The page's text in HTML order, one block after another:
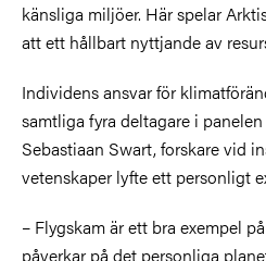
känsliga miljöer. Här spelar
att ett hållbart nyttjande av
Individens ansvar för
samtliga fyra deltagare i
Sebastiaan Swart, forskare vid
vetenskaper lyfte ett personligt
– Flygskam är ett bra exempel
påverkar på det personliga